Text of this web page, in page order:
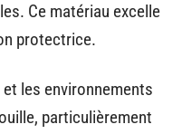
Ce matériau excelle
protectrice.
les environnements
particulièrement